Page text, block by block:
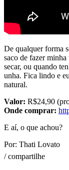
De qualquer forma
saco de fazer minha
secar, ou quando
unha. Fica lindo e
natural.
Valor: R$24,90
Onde comprar:
E aí, o que achou?
Por: Thati Lovato
/compartilhe